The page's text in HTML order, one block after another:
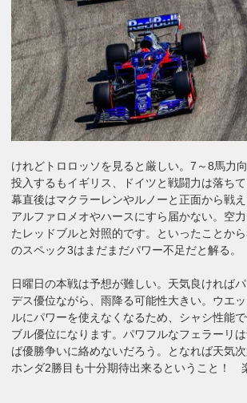
けれどトロロッソを見ると厳しい。7～8馬力
投入するもイギリス、ドイツと戦闘力は落ち
幕直後はマクラーレンやルノーと正面から戦
アルファロメオやハースにすら届かない。空
たレッドブルと対照的です。といったことか
のスペック3はまだまだパワー不足だと解る。
日曜日の本戦は予想が難しい。天気良ければ
デス優位ながら、雨降る可能性大きい。ウエ
ルにパワーを使えなくなるため、シャシ性能
ブル優位になります。パワフルなフェラーリ
ば優勝争いに絡めないだろう。となれば天気
ホンダ2勝目も十分期待出来るということ！